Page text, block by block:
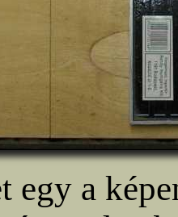
egy a